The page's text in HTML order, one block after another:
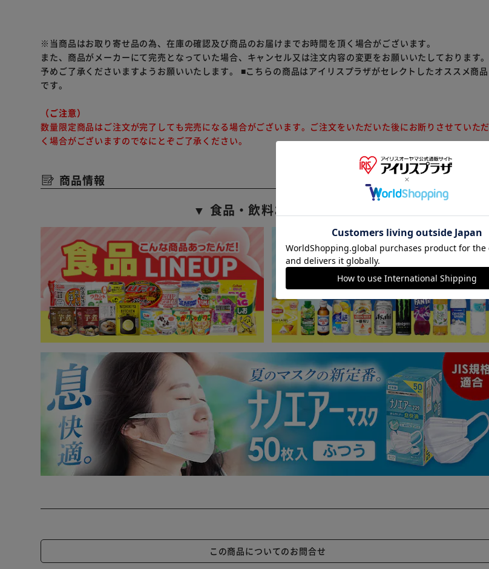
※当商品はお取り寄せ品の為、在庫の確認及び商品のお届けまでお時間を頂く場合がございます。
また、商品がメーカーにて完売となっていた場合、キャンセル又は注文内容の変更をお願いいたしております。
予めご了承くださいますようお願いいたします。 ■こちらの商品はアイリスプラザがセレクトしたオススメ商品
です。
（ご注意）
数量限定商品はご注文が完了しても完売になる場合がございます。ご注文をいただいた後にお断りさせていただ
く場合がございますのでなにとぞご了承ください。
商品情報
▼ 食品・飲料おすすめ ▼
この商品についてのお問合せ
※ご確認ください